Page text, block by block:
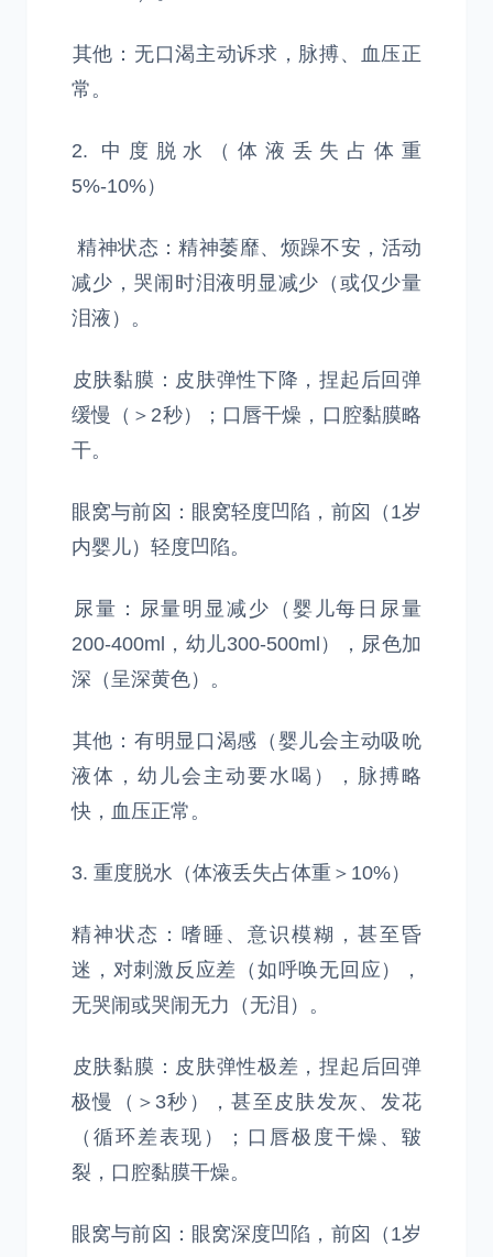
​其他：无口渴主动诉求，脉搏、血压正
常。
2. 中度脱水（体液丢失占体重
5%-10%）
精神状态：精神萎靡、烦躁不安，活动
减少，哭闹时泪液明显减少（或仅少量
泪液）。
​皮肤黏膜：皮肤弹性下降，捏起后回弹
缓慢（＞2秒）；口唇干燥，口腔黏膜略
干。
​眼窝与前囟：眼窝轻度凹陷，前囟（1岁
内婴儿）轻度凹陷。
​尿量：尿量明显减少（婴儿每日尿量
200-400ml，幼儿300-500ml），尿色加
深（呈深黄色）。
​其他：有明显口渴感（婴儿会主动吸吮
液体，幼儿会主动要水喝），脉搏略
快，血压正常。
3. 重度脱水（体液丢失占体重＞10%）
精神状态：嗜睡、意识模糊，甚至昏
迷，对刺激反应差（如呼唤无回应），
无哭闹或哭闹无力（无泪）。
​皮肤黏膜：皮肤弹性极差，捏起后回弹
极慢（＞3秒），甚至皮肤发灰、发花
（循环差表现）；口唇极度干燥、皲
裂，口腔黏膜干燥。
​眼窝与前囟：眼窝深度凹陷，前囟（1岁